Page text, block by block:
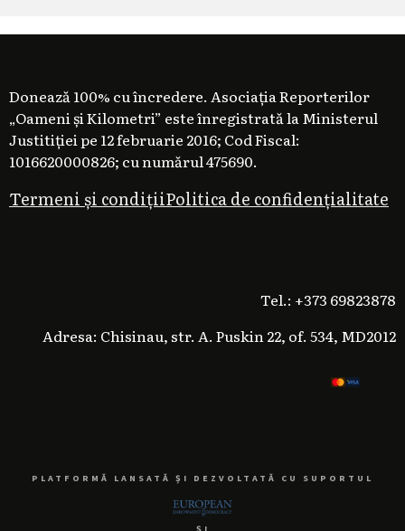
Donează 100% cu încredere. Asociația Reporterilor
„Oameni și Kilometri” este înregistrată la Ministerul
Justitiției pe 12 februarie 2016; Cod Fiscal:
1016620000826; cu numărul 475690.
Termeni și condițiiPolitica de confidențialitate
Tel.: +373 69823878
Adresa: Chisinau, str. A. Puskin 22, of. 534, MD2012
PLATFORMĂ LANSATĂ ȘI DEZVOLTATĂ CU SUPORTUL
ȘI